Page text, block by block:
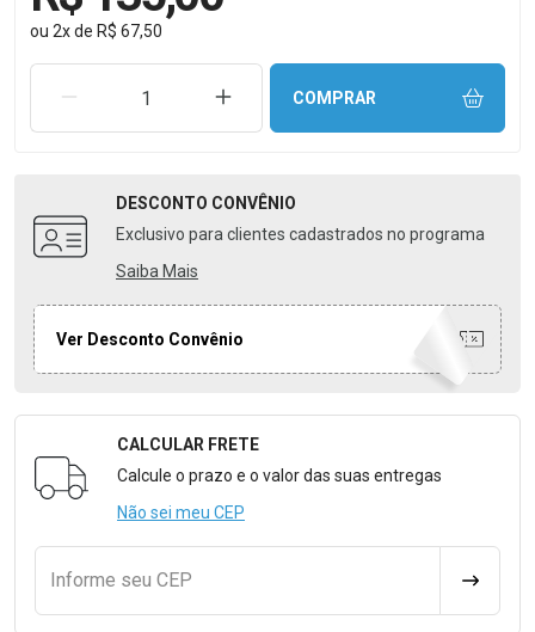
ou 2xde R$ 67,50
REMOVER UMA UNIDADEAUMENTAR UMA UNIDADE
COMPRAR
DESCONTO CONVÊNIO
Exclusivo para clientes cadastrados no programa
Saiba Mais
Ver Desconto Convênio
Formulário para Calcular o Frete
CALCULAR FRETE
Calcule o prazo e o valor das suas entregas
Não sei meu CEP
Informe seu CEP